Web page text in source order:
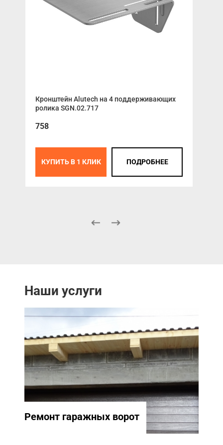
Кронштейн Alutech на 4 поддерживающих
ролика SGN.02.717
758
КУПИТЬ В 1 КЛИК ПОДРОБНЕЕ
Наши услуги
Ремонт гаражных ворот